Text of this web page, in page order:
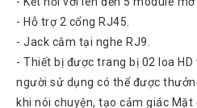
Freemate
Headsets
Sennheiser
Headsets
Jabra
- Hỗ trợ 2 cổng RJ45.
- Jack cắm tại nghe RJ9.
- Thiết bị được trang bị 02 loa HD
người sử dụng có thể được
khi nói chuyện, tạo cảm giác Mặt